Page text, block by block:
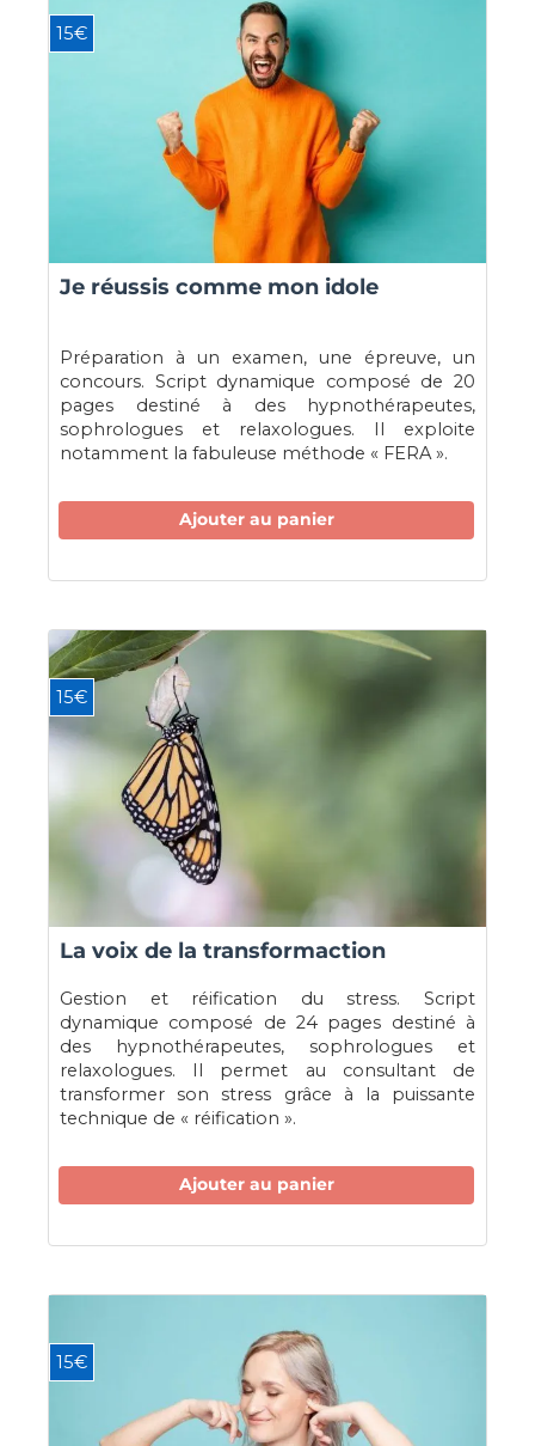
15€
Je réussis comme mon idole
Préparation à un examen, une épreuve, un
concours. Script dynamique composé de 20
pages destiné à des hypnothérapeutes,
sophrologues et relaxologues. Il exploite
notamment la fabuleuse méthode « FERA ».
Ajouter au panier
15€
La voix de la transformaction
Gestion et réification du stress. Script
dynamique composé de 24 pages destiné à
des hypnothérapeutes, sophrologues et
relaxologues. Il permet au consultant de
transformer son stress grâce à la puissante
technique de « réification ».
Ajouter au panier
15€